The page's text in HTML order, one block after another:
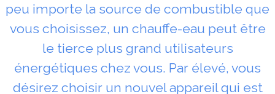
peu importe la source de combustible que
vous choisissez, un chauffe-eau peut être
le tierce plus grand utilisateurs
énergétiques chez vous. Par élevé, vous
désirez choisir un nouvel appareil qui est